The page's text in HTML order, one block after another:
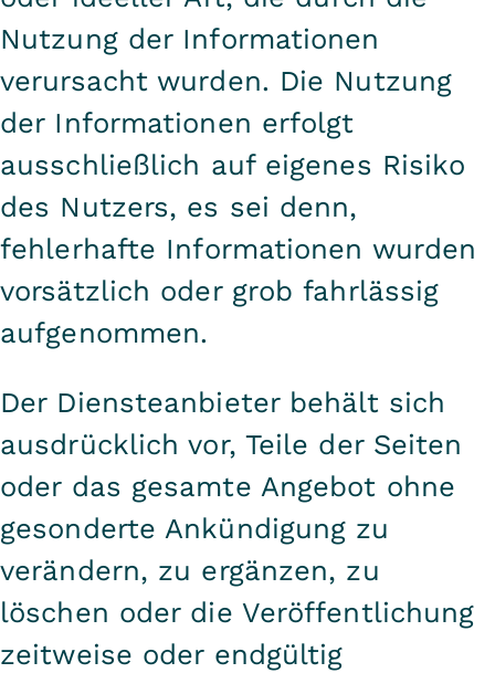
Nutzung der Informationen
verursacht wurden. Die Nutzung
der Informationen erfolgt
ausschließlich auf eigenes Risiko
des Nutzers, es sei denn,
fehlerhafte Informationen wurden
vorsätzlich oder grob fahrlässig
aufgenommen.
Der Diensteanbieter behält sich
ausdrücklich vor, Teile der Seiten
oder das gesamte Angebot ohne
gesonderte Ankündigung zu
verändern, zu ergänzen, zu
löschen oder die Veröffentlichung
zeitweise oder endgültig